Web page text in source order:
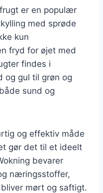
er en populær
med sprøde
kun
fryd for øjet med
findes i
og gul til grøn og
sund og
og effektiv måde
gør det til et ideelt
bevarer
næringsstoffer,
mørt og saftigt.